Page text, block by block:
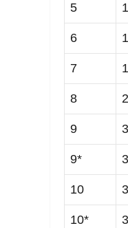
5
6
7
8
9
9*
10
10*